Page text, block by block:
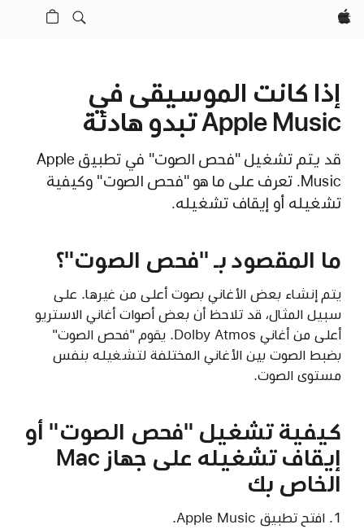
Apple‏
إذا كانت الموسيقى في
Apple Music تبدو هادئة
قد يتم تشغيل "فحص الصوت" في تطبيق Apple
Music. تعرف على ما هو "فحص الصوت" وكيفية
تشغيله أو إيقاف تشغيله.
ما المقصود بـ "فحص الصوت"؟
يتم إنشاء بعض الأغاني بصوت أعلى من غيرها. على
سبيل المثال، قد تلاحظ أن بعض أصوات أغاني الاستريو
أعلى من أغاني Dolby Atmos. يقوم "فحص الصوت"
بضبط الصوت بين الأغاني المختلفة لتشغيله بنفس
مستوى الصوت.
كيفية تشغيل "فحص الصوت" أو
إيقاف تشغيله على جهاز Mac
الخاص بك
افتح تطبيق Apple Music.